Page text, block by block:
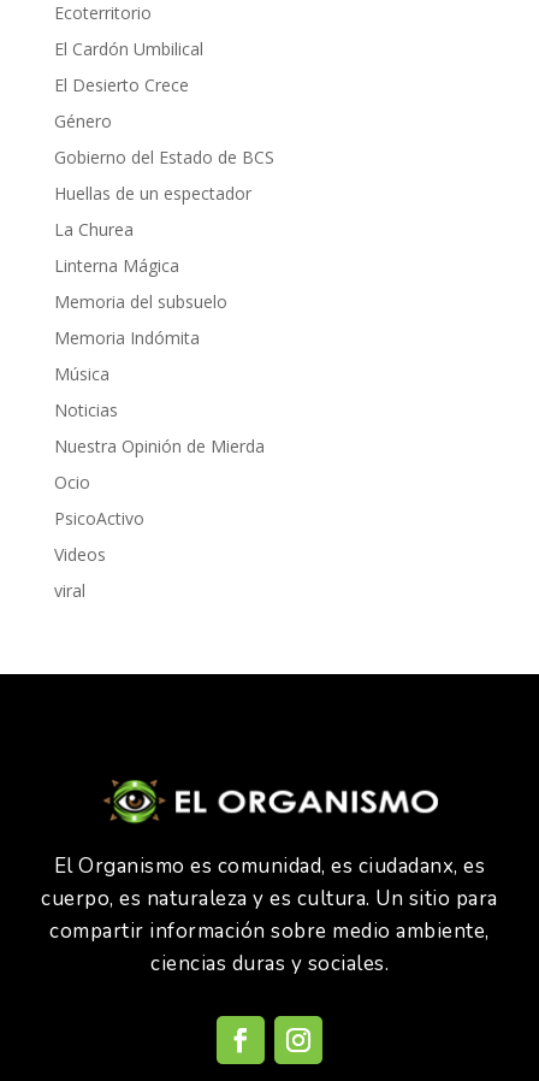
Ecoterritorio
El Cardón Umbilical
El Desierto Crece
Género
Gobierno del Estado de BCS
Huellas de un espectador
La Churea
Linterna Mágica
Memoria del subsuelo
Memoria Indómita
Música
Noticias
Nuestra Opinión de Mierda
Ocio
PsicoActivo
Videos
viral
El Organismo es comunidad, es ciudadanx, es
cuerpo, es naturaleza y es cultura. Un sitio para
compartir información sobre medio ambiente,
ciencias duras y sociales.